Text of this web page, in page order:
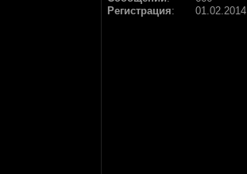
Регистрация: 01.02.2014